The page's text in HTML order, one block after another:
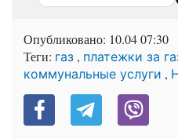
Опубликовано: 10.04 07:30
Теги: газ , платежки за
коммунальные услуги ,